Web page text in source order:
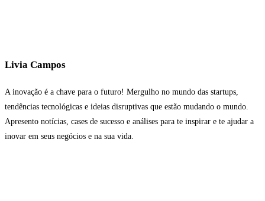
Livia Campos
A inovação é a chave para o futuro! Mergulho no mundo das startups,
tendências tecnológicas e ideias disruptivas que estão mudando o mundo.
Apresento notícias, cases de sucesso e análises para te inspirar e te ajudar a
inovar em seus negócios e na sua vida.